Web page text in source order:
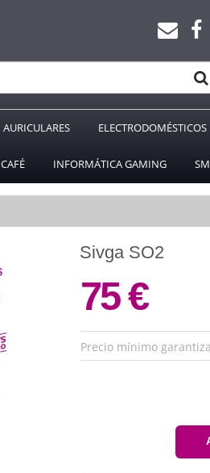
AURICULARES ELECTRODOMÉSTICOS
CAFÉ INFORMÁTICA GAMING
Sivga SO2
75 €
Precio mínimo